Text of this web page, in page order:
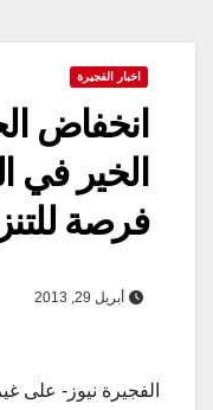
اخبار الفجيرة
انخفاض
الخير في
فرصة
أبريل 29, 2013
الفجيرة نيوز- على